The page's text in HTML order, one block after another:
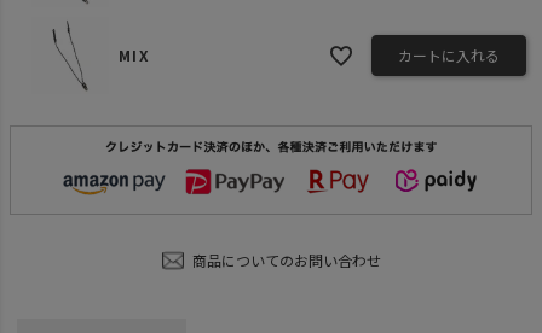
MIX カートに入れる
商品についてのお問い合わせ